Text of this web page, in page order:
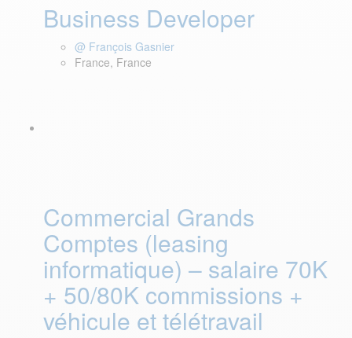
Business Developer
@ François Gasnier
France, France
Commercial Grands
Comptes (leasing
informatique) – salaire 70K
+ 50/80K commissions +
véhicule et télétravail